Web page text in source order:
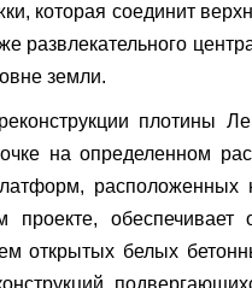
которая соединит
развлекательного
земли.
плотины
на определенном
проекте, обеспечивает
открытых белых